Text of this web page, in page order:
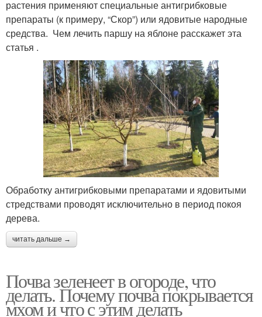
растения применяют специальные антигрибковые
препараты (к примеру, “Скор”) или ядовитые народные
средства. Чем лечить паршу на яблоне расскажет эта
статья .
Обработку антигрибковыми препаратами и ядовитыми
стредствами проводят исключительно в период покоя
дерева.
читать дальше →
Почва зеленеет в огороде, что
делать. Почему почва покрывается
мхом и что с этим делать